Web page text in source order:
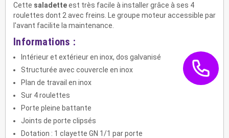
Cette saladetteest très facile à installer grâce à ses 4
roulettes dont 2 avec freins. Le groupe moteur accessible par
l'avant facilite la maintenance.
Informations :
Intérieur et extérieur en inox, dos galvanisé
Structurée avec couvercle en inox
Plan de travail en inox
Sur 4 roulettes
Porte pleine battante
Joints de porte clipsés
Dotation : 1 clayette GN 1/1 par porte